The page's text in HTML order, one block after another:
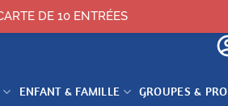
ENFANT & FAMILLE GROUPES & PRO
DE 10 ENTRÉES